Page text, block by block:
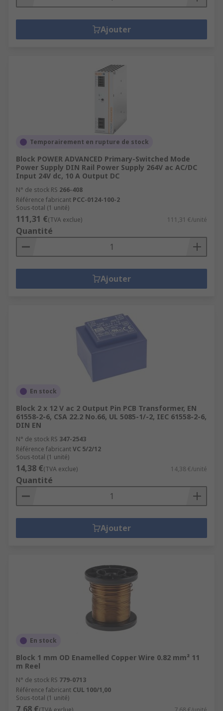
Ajouter
Temporairement en rupture de stock
Block POWER ADVANCED Primary-Switched Mode
Power Supply DIN Rail Power Supply 264V ac AC/DC
Input 24V dc, 10 A Output DC
N° de stock RS 266-408
Référence fabricant PCC-0124-100-2
Sous-total (1 unité)
111,31 €(TVA exclue) 111,31 €/unité
Quantité
Ajouter
En stock
Block 2 x 12 V ac 2 Output Pin PCB Transformer, EN
61558-2-6, CSA 22.2 No.66, UL 5085-1/-2, IEC 61558-2-6,
DIN EN
N° de stock RS 347-2543
Référence fabricantVC 5/2/12
Sous-total (1 unité)
14,38 €(TVA exclue) 14,38 €/unité
Quantité
Ajouter
En stock
Block 1 mm OD Enamelled Copper Wire 0.82 mm² 11
m Reel
N° de stock RS 779-0713
Référence fabricant CUL 100/1,00
Sous-total (1 unité)